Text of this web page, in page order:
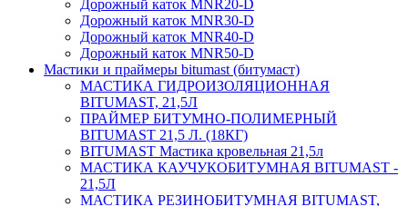
Дорожный каток MNR20-D
Дорожный каток MNR30-D
Дорожный каток MNR40-D
Дорожный каток MNR50-D
Мастики и праймеры bitumast (битумаст)
МАСТИКА ГИДРОИЗОЛЯЦИОННАЯ
BITUMAST, 21,5Л
ПРАЙМЕР БИТУМНО-ПОЛИМЕРНЫЙ
BITUMAST 21,5 Л. (18КГ)
BITUMAST Мастика кровельная 21,5л
МАСТИКА КАУЧУКОБИТУМНАЯ BITUMAST -
21,5Л
МАСТИКА РЕЗИНОБИТУМНАЯ BITUMAST,